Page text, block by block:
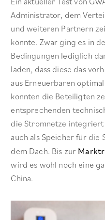
Administrator, dem
und weiteren Partnern
könnte. Zwar ging es in
Bedingungen lediglich
laden, dass diese das
aus Erneuerbaren
konnten die Beteiligten
entsprechenden
die Stromnetze
auch als Speicher für die
dem Dach. Bis zur
wird es wohl noch eine
China.